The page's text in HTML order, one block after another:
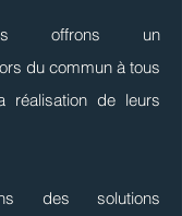
offrons un
du commun à tous
réalisation de leurs
des solutions